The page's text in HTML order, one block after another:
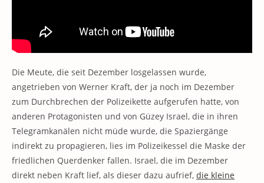
Die Meute, die seit Dezember losgelassen wurde,
angetrieben von Werner Kraft, der ja noch im Dezember
zum Durchbrechen der Polizeikette aufgerufen hatte, von
anderen Protagonisten und von Güzey Israel, die in ihren
Telegramkanälen nicht müde wurde, die Spaziergänge
indirekt zu propagieren, lies im Polizeikessel die Maske der
friedlichen Querdenker fallen. Israel, die im Dezember
direkt neben Kraft lief, als dieser dazu aufrief, die kleine